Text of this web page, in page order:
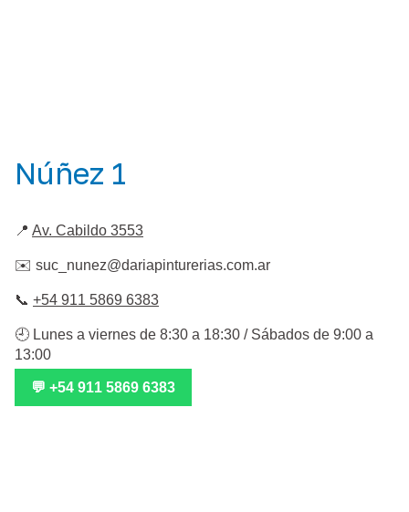
Núñez 1
📍 Av. Cabildo 3553
✉️ suc_nunez@dariapinturerias.com.ar
📞 +54 911 5869 6383
🕘 Lunes a viernes de 8:30 a 18:30 / Sábados de 9:00 a
13:00
💬 +54 911 5869 6383